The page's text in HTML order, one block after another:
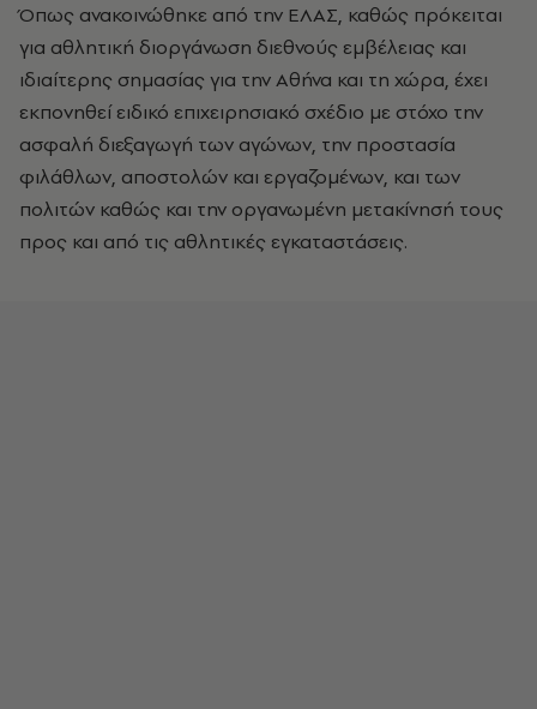
Όπως ανακοινώθηκε από την ΕΛΑΣ, καθώς πρόκειται
για αθλητική διοργάνωση διεθνούς εμβέλειας και
ιδιαίτερης σημασίας για την Αθήνα και τη χώρα, έχει
εκπονηθεί ειδικό επιχειρησιακό σχέδιο με στόχο την
ασφαλή διεξαγωγή των αγώνων, την προστασία
φιλάθλων, αποστολών και εργαζομένων, και των
πολιτών καθώς και την οργανωμένη μετακίνησή τους
προς και από τις αθλητικές εγκαταστάσεις.